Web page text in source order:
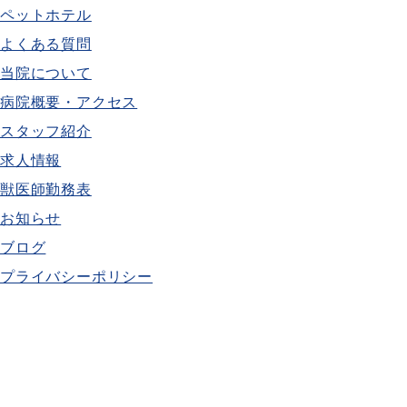
ペットホテル
よくある質問
当院について
病院概要・アクセス
スタッフ紹介
求人情報
獣医師勤務表
お知らせ
ブログ
プライバシーポリシー